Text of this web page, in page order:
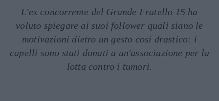
L'ex concorrente del Grande Fratello 15 ha
voluto spiegare ai suoi follower quali siano le
motivazioni dietro un gesto così drastico: i
capelli sono stati donati a un'associazione per la
lotta contro i tumori.